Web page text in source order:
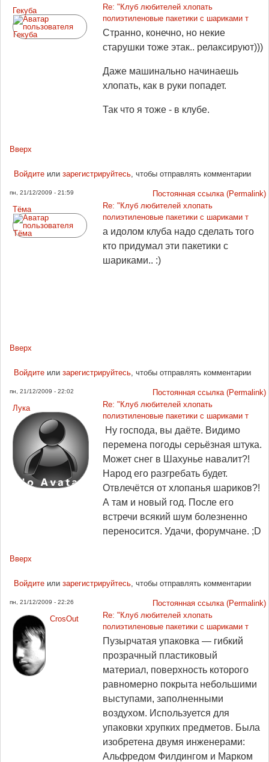
Гекуба
Re: "Клуб любителей хлопать
полиэтиленовые пакетики с шариками т
Странно, конечно, но некие
старушки тоже этак.. релаксируют)))
Даже машинально начинаешь
хлопать, как в руки попадет.
Так что я тоже - в клубе.
Вверх
Войдитеили зарегистрируйтесь, чтобы отправлять комментарии
пн, 21/12/2009 - 21:59
Постоянная ссылка (Permalink)
Tёма
Re: "Клуб любителей хлопать
полиэтиленовые пакетики с шариками т
а идолом клуба надо сделать того
кто придумал эти пакетики с
шариками.. :)
Вверх
Войдитеили зарегистрируйтесь, чтобы отправлять комментарии
пн, 21/12/2009 - 22:02
Постоянная ссылка (Permalink)
Лука
Re: "Клуб любителей хлопать
полиэтиленовые пакетики с шариками т
Ну господа, вы даёте. Видимо
перемена погоды серьёзная штука.
Может снег в Шахунье навалит?!
Народ его разгребать будет.
Отвлечётся от хлопанья шариков?!
А там и новый год. После его
встречи всякий шум болезненно
переносится. Удачи, форумчане. ;D
Вверх
Войдитеили зарегистрируйтесь, чтобы отправлять комментарии
пн, 21/12/2009 - 22:26
Постоянная ссылка (Permalink)
CrosOut
Re: "Клуб любителей хлопать
полиэтиленовые пакетики с шариками т
Пузырчатая упаковка — гибкий
прозрачный пластиковый
материал, поверхность которого
равномерно покрыта небольшими
выступами, заполненными
воздухом. Используется для
упаковки хрупких предметов. Была
изобретена двумя инженерами:
Альфредом Филдингом и Марком